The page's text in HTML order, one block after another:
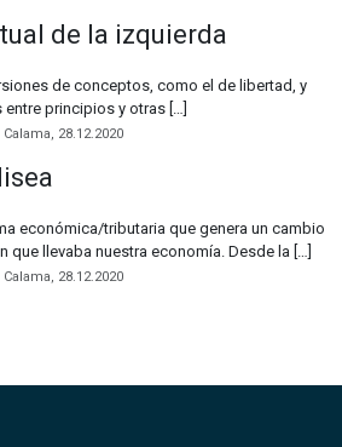
de la izquierda
de conceptos, como el de libertad, y
principios y otras […]
28.12.2020
económica/tributaria que genera un cambio
que llevaba nuestra economía. Desde la […]
28.12.2020